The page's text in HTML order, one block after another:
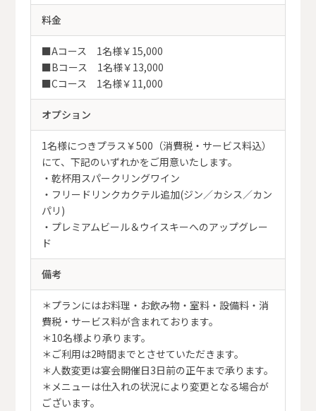
料金
■Aコース 1名様￥15,000
■Bコース 1名様￥13,000
■Cコース 1名様￥11,000
オプション
1名様につきプラス￥500（消費税・サービス料込）
にて、下記のいずれかをご用意いたします。
・乾杯用スパークリングワイン
・フリードリンクカクテル追加(ジン／カシス／カン
パリ)
・プレミアムビール＆ウイスキーへのアップグレー
ド
備考
＊プランにはお料理・お飲み物・室料・設備料・消
費税・サービス料が含まれております。
＊10名様より承ります。
＊ご利用は2時間までとさせていただきます。
＊人数変更は宴会開催日3日前の正午まで承ります。
＊メニューは仕入れの状況により変更となる場合が
ございます。